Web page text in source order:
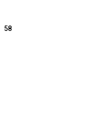
58